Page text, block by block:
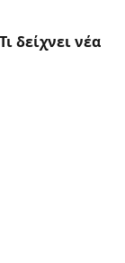
δείχνει νέα